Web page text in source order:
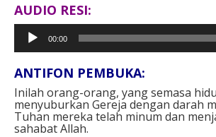
AUDIO RESI:
Pemutar
Audio
00:00
ANTIFON PEMBUKA:
Inilah orang-orang, yang semasa
menyuburkan Gereja dengan darah
Tuhan mereka telah minum dan
sahabat Allah.